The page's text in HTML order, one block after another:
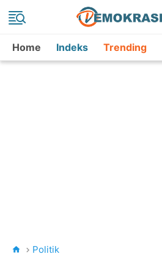
Home Indeks Trending
Politik